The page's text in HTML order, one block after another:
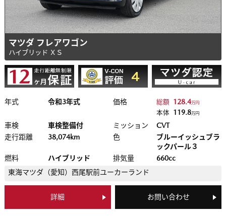
マツダ フレアワゴン
ハイブリッド ＸＳ
年式 令和3年式 価格 総額 128.4万円
本体 119.8万円
車検 車検整備付 ミッション
CVT
走行距離
38,074km 色
ブルーイッシュブラ
ックパール３
燃料
ハイブリッド 排気量
660cc
東海マツダ（愛知） 西尾駅前ユーカーランド
詳細 お問い合わせ